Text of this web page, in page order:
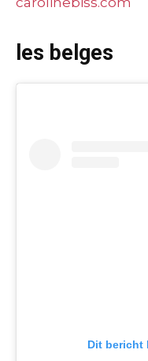
les belges
Dit bericht